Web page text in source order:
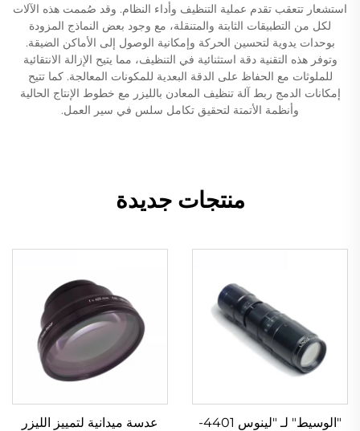
استشعار تتعقب تقدم عملية التنظيف وأداء النظام. وقد صُممت هذه الآلات
لكل من التطبيقات الثابتة والمتنقلة، مع وجود بعض النماذج المزودة
بوحدات يدوية لتحسين الحركة وإمكانية الوصول إلى الأماكن الضيقة.
وتوفر هذه التقنية دقة استثنائية في التنظيف، مما يتيح الإزالة الانتقائية
للملوثات مع الحفاظ على الدقة البعدية للمكونات المعالجة. كما تتيح
إمكانات الدمج ربط آلة تنظيف المعادن بالليزر مع خطوط الإنتاج الحالية
وأنظمة الأتمتة لتحقيق تكامل سلس في سير العمل.
منتجات جديدة
"الوسيط" لـ "لينوس 4401-
عدسة ميدانية لتمييز الليزر